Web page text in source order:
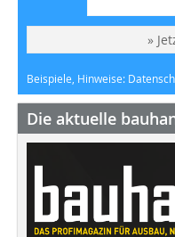
»
Beispiele, Hinweise:
Die aktuelle